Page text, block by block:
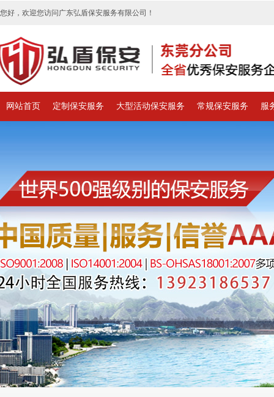
您好，欢迎您访问广东弘盾保安服务有限公司！
网站首页 定制保安服务 大型活动保安服务 常规保安服务 服